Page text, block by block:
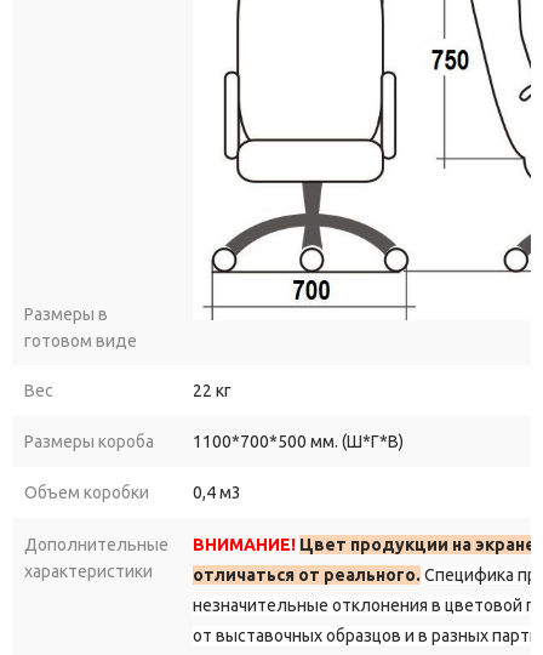
Размеры в
готовом виде
Вес 22 кг
Размеры короба 1100*700*500 мм. (Ш*Г*В)
Объем коробки 0,4 м3
Дополнительные
характеристики
ВНИМАНИЕ! Цвет продукции на
отличаться от реального. Специфика
незначительные отклонения в цветовой
от выставочных образцов и в разных